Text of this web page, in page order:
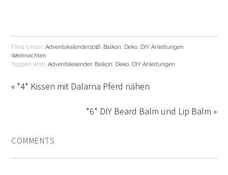
Filed Under:Adventskalender2016, Balkon, Deko, DIY Anleitungen,
Weihnachten
Tagged With:Adventskalender, Balkon, Deko, DIY Anleitungen
« *4* Kissen mit Dalarna Pferd nähen
*6* DIY Beard Balm und Lip Balm »
COMMENTS